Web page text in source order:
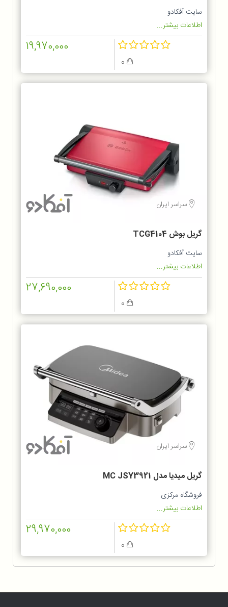
سایت آفکادو
اطلاعات بیشتر...
19,970,000
سراسر ایران
گریل بوش TCG4104
سایت آفکادو
اطلاعات بیشتر...
27,690,000
سراسر ایران
گریل میدیا مدل MC JSY3921
فروشگاه مرکزی
اطلاعات بیشتر...
29,970,000